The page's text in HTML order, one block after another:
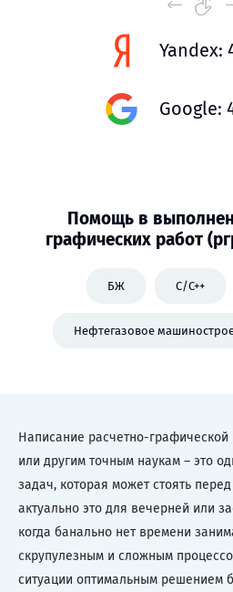
Yandex:
Google:
Помощь в
графических работ
БЖ C/C++
Нефтегазовое
Написание расчетно-графической
или другим точным наукам – это
задач, которая может стоять
актуально это для вечерней или
когда банально нет времени
скрупулезным и сложным
ситуации оптимальным решением